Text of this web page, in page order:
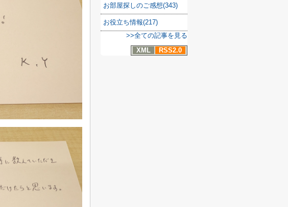
お部屋探しのご感想(343)
お役立ち情報(217)
>>全ての記事を見る
XML
RSS2.0